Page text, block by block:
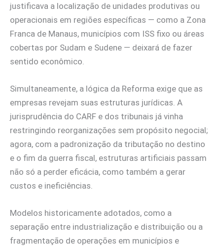
justificava a localização de unidades produtivas ou
operacionais em regiões específicas — como a Zona
Franca de Manaus, municípios com ISS fixo ou áreas
cobertas por Sudam e Sudene — deixará de fazer
sentido econômico.
Simultaneamente, a lógica da Reforma exige que as
empresas revejam suas estruturas jurídicas. A
jurisprudência do CARF e dos tribunais já vinha
restringindo reorganizações sem propósito negocial;
agora, com a padronização da tributação no destino
e o fim da guerra fiscal, estruturas artificiais passam
não só a perder eficácia, como também a gerar
custos e ineficiências.
Modelos historicamente adotados, como a
separação entre industrialização e distribuição ou a
fragmentação de operações em municípios e